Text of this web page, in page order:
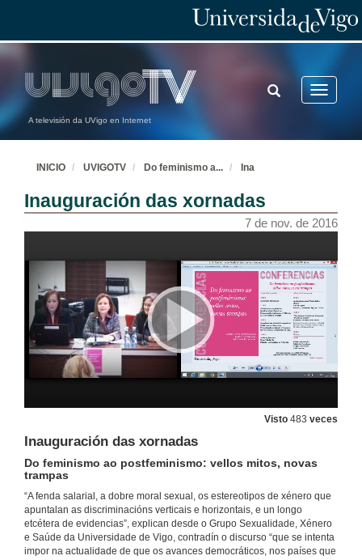
A televisión da UVigo en Internet
Toggle
TOGGLE
SEARCH
INICIO UVIGOTV Do feminismo a... Ina
Inauguración das xornadas
7 de nov. de 2016
Visto 483 veces
Inauguración das xornadas
Do feminismo ao postfeminismo: vellos mitos, novas
trampas
“A fenda salarial, a dobre moral sexual, os estereotipos de xénero que
apuntalan as discriminacións verticais e horizontais, e un longo
etcétera de evidencias”, explican desde o Grupo Sexualidade, Xénero
e Saúde da Universidade de Vigo, contradín o discurso “que se intenta
impor na actualidade de que os avances democráticos, nos países que